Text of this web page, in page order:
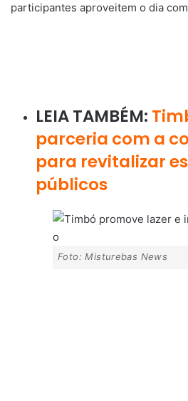
participantes aproveitem o dia
LEIA TAMBÉM:
parceria com a
para revitalizar
públicos
Foto: Misturebas News